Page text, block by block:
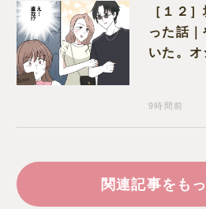
［１２
った話
いた。
9時間前
関連記事をも